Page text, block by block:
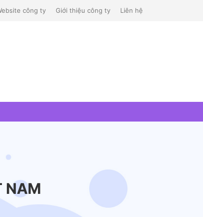
công ty Giới thiệu công ty Liên hệ
NAM